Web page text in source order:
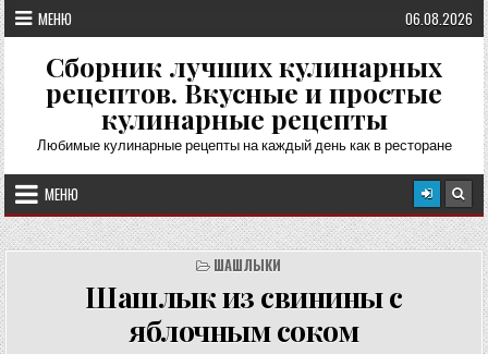
Перейти
к
содержимому
МЕНЮ 06.08.2026
Сборник лучших кулинарных
рецептов. Вкусные и простые
кулинарные рецепты
Любимые кулинарные рецепты на каждый день как в ресторане
МЕНЮ
ШАШЛЫКИ
Шашлык из свинины с
яблочным соком